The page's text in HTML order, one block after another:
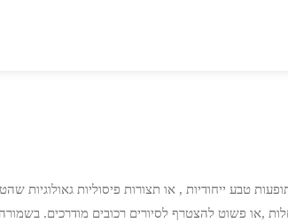
טבע ייחודיות , או תצורות פיסוליות גאולוגיות
,או פשוט להצטרף לסיורים רכובים מודרכים.